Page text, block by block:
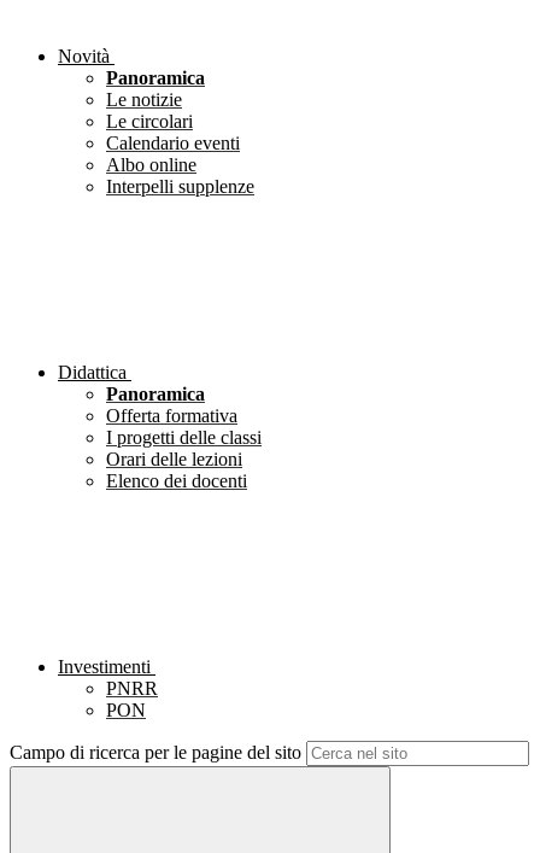
Novità
Panoramica
Le notizie
Le circolari
Calendario eventi
Albo online
Interpelli supplenze
Didattica
Panoramica
Offerta formativa
I progetti delle classi
Orari delle lezioni
Elenco dei docenti
Investimenti
PNRR
PON
Campo di ricerca per le pagine del sito